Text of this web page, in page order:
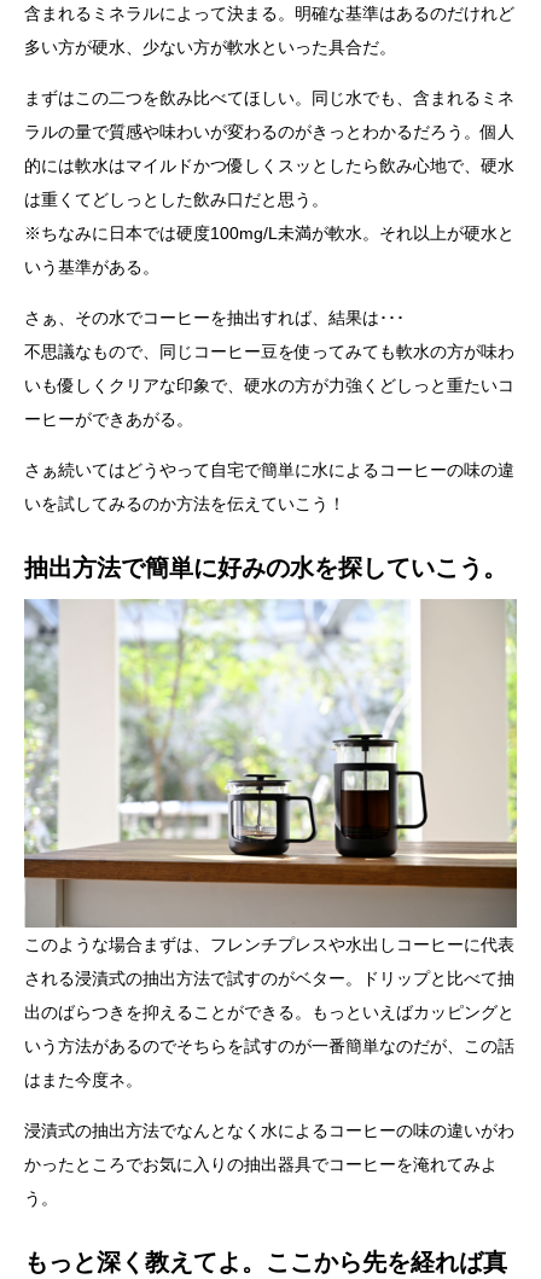
含まれるミネラルによって決まる。明確な基準はあるのだけれど
多い方が硬水、少ない方が軟水といった具合だ。
まずはこの二つを飲み比べてほしい。同じ水でも、含まれるミネ
ラルの量で質感や味わいが変わるのがきっとわかるだろう。個人
的には軟水はマイルドかつ優しくスッとしたら飲み心地で、硬水
は重くてどしっとした飲み口だと思う。
※ちなみに日本では硬度100mg/L未満が軟水。それ以上が硬水と
いう基準がある。
さぁ、その水でコーヒーを抽出すれば、結果は･･･
不思議なもので、同じコーヒー豆を使ってみても軟水の方が味わ
いも優しくクリアな印象で、硬水の方が力強くどしっと重たいコ
ーヒーができあがる。
さぁ続いてはどうやって自宅で簡単に水によるコーヒーの味の違
いを試してみるのか方法を伝えていこう！
抽出方法で簡単に好みの水を探していこう。
このような場合まずは、フレンチプレスや水出しコーヒーに代表
される浸漬式の抽出方法で試すのがベター。ドリップと比べて抽
出のばらつきを抑えることができる。もっといえばカッピングと
いう方法があるのでそちらを試すのが一番簡単なのだが、この話
はまた今度ネ。
浸漬式の抽出方法でなんとなく水によるコーヒーの味の違いがわ
かったところでお気に入りの抽出器具でコーヒーを淹れてみよ
う。
もっと深く教えてよ。ここから先を経れば真